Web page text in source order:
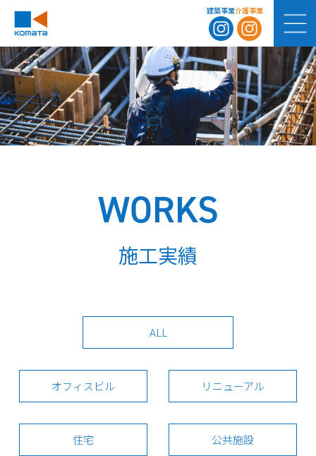
建築事業介護事業
WORKS
施工実績
ALL
オフィスビル リニューアル
住宅 公共施設